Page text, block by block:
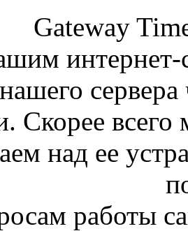
Gateway
интернет-
Скорее
над ее
работы